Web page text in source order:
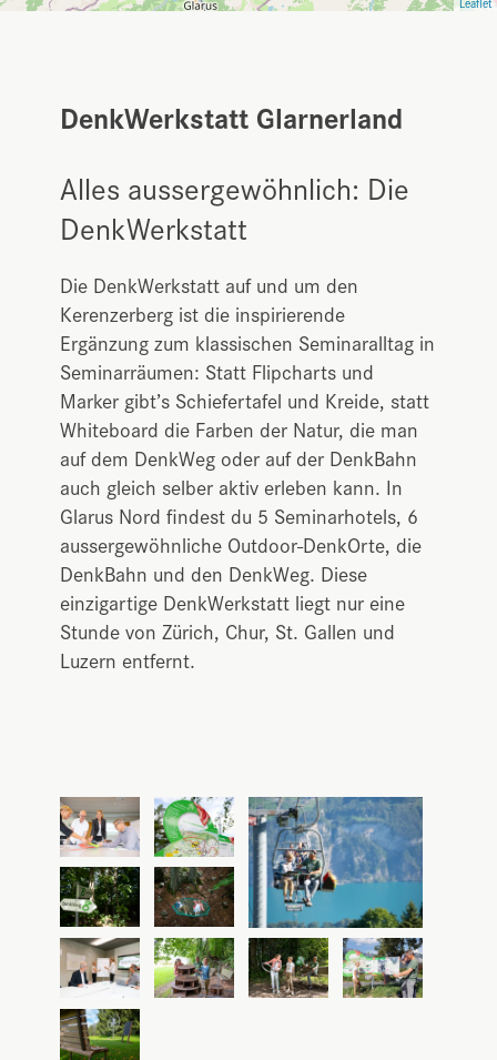
DenkWerkstatt Glarnerland
Alles aussergewöhnlich: Die
DenkWerkstatt
Die DenkWerkstatt auf und um den
Kerenzerberg ist die inspirierende
Ergänzung zum klassischen Seminaralltag in
Seminarräumen: Statt Flipcharts und
Marker gibt’s Schiefertafel und Kreide, statt
Whiteboard die Farben der Natur, die man
auf dem DenkWeg oder auf der DenkBahn
auch gleich selber aktiv erleben kann. In
Glarus Nord findest du 5 Seminarhotels, 6
aussergewöhnliche Outdoor-DenkOrte, die
DenkBahn und den DenkWeg. Diese
einzigartige DenkWerkstatt liegt nur eine
Stunde von Zürich, Chur, St. Gallen und
Luzern entfernt.